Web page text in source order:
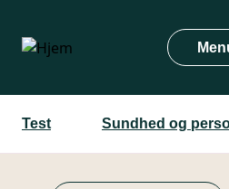
hovedindhold
Test Sundhed og